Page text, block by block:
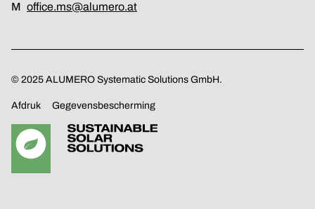
M office.ms@alumero.at
© 2025 ALUMERO Systematic Solutions GmbH.
Afdruk Gegevensbescherming